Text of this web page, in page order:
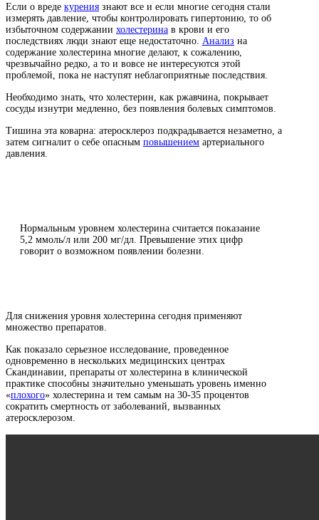
Если о вреде курения знают все и если многие сегодня стали
измерять давление, чтобы контролировать гипертонию, то об
избыточном содержании холестерина в крови и его
последствиях люди знают еще недостаточно. Анализ на
содержание холестерина многие делают, к сожалению,
чрезвычайно редко, а то и вовсе не интересуются этой
проблемой, пока не наступят неблагоприятные последствия.
Необходимо знать, что холестерин, как ржавчина, покрывает
сосуды изнутри медленно, без появления болевых симптомов.
Тишина эта коварна: атеросклероз подкрадывается незаметно, а
затем сигналит о себе опасным повышением артериального
давления.
Нормальным уровнем холестерина считается показание
5,2 ммоль/л или 200 мг/дл. Превышение этих цифр
говорит о возможном появлении болезни.
Для снижения уровня холестерина сегодня применяют
множество препаратов.
Как показало серьезное исследование, проведенное
одновременно в нескольких медицинских центрах
Скандинавии, препараты от холестерина в клинической
практике способны значительно уменьшать уровень именно
«плохого» холестерина и тем самым на 30-35 процентов
сократить смертность от заболеваний, вызванных
атеросклерозом.